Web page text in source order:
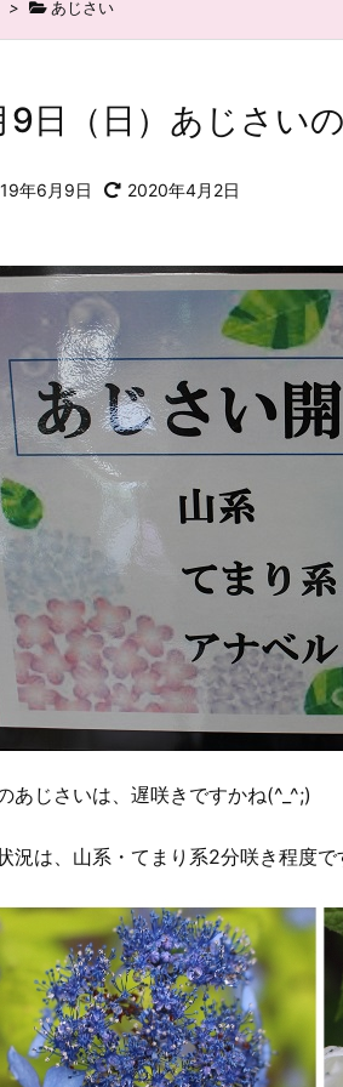
> あじさい
9日（日）あじさい
年6月9日 2020年4月2日
あじさいは、遅咲きですかね(^_^;)
況は、山系・てまり系2分咲き程度で